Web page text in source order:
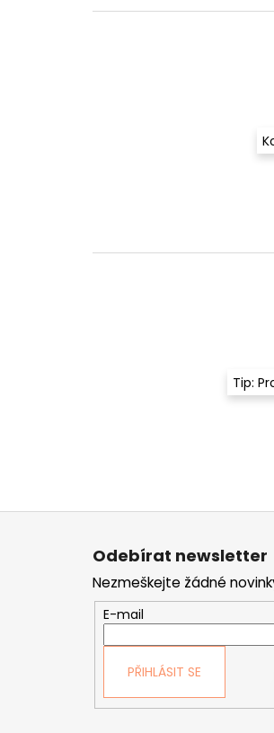
Tip:
Odebírat newsletter
Nezmeškejte žádné
E-mail
PŘIHLÁSIT SE